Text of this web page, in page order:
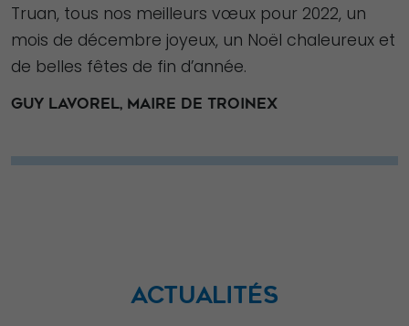
Truan, tous nos meilleurs vœux pour 2022, un
mois de décembre joyeux, un Noël chaleureux et
de belles fêtes de fin d’année.
GUY LAVOREL, MAIRE DE TROINEX
ACTUALITÉS